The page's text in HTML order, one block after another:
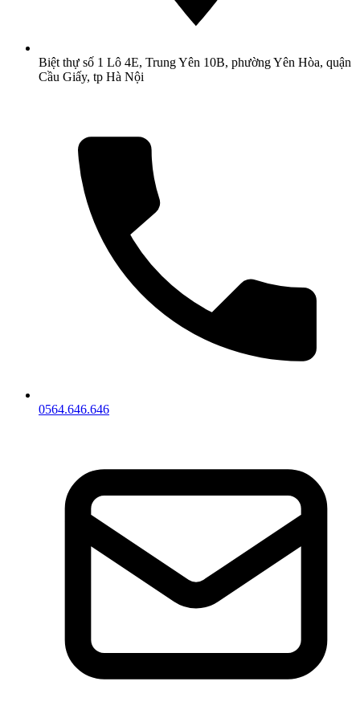
Biệt thự số 1 Lô 4E, Trung Yên 10B, phường Yên Hòa, quận
Cầu Giấy, tp Hà Nội
0564.646.646